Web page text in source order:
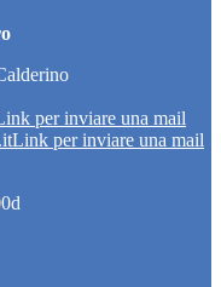
per inviare una mail
Link per inviare una mail